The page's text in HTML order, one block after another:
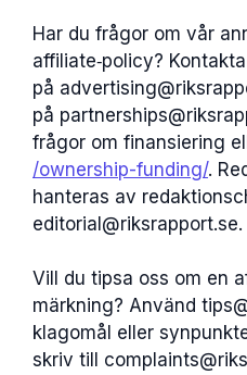
Har du frågor om vår
affiliate‑policy?
på
på
frågor om finansiering
/ownership-funding/.
hanteras av
editorial@riksrapport.se.
Vill du tipsa oss om en
märkning? Använd
klagomål eller
skriv till